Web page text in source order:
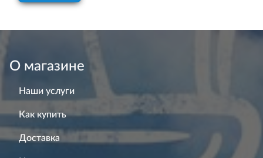
О магазине
Наши услуги
Как купить
Доставка